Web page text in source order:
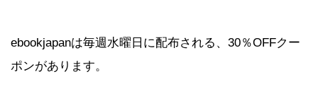
ebookjapanは毎週水曜日に配布される、30％OFFクー
ポンがあります。